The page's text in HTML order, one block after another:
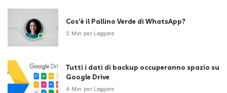
Cos’è il Pallino Verde di WhatsApp?
5 Min per Leggere
Tutti i dati di backup occuperanno spazio su
Google Drive
4 Min per Leggere